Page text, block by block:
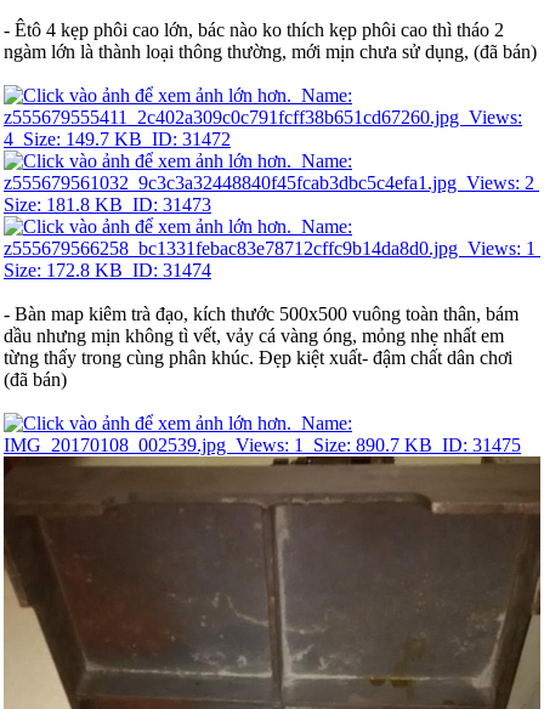
- Êtô 4 kẹp phôi cao lớn, bác nào ko thích kẹp phôi cao thì tháo 2
ngàm lớn là thành loại thông thường, mới mịn chưa sử dụng, (đã bán)
- Bàn map kiêm trà đạo, kích thước 500x500 vuông toàn thân, bám
dầu nhưng mịn không tì vết, vảy cá vàng óng, mỏng nhẹ nhất em
từng thấy trong cùng phân khúc. Đẹp kiệt xuất- đậm chất dân chơi
(đã bán)